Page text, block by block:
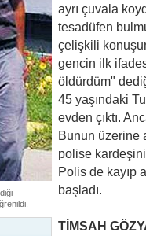
ayrı çuvala
tesadüfen
çelişkili
gencin ilk
öldürdüm"
45 yaşındaki
evden çıktı.
Bunun üzerine
polise
Polis de kayıp
başladı.
TİMSAH